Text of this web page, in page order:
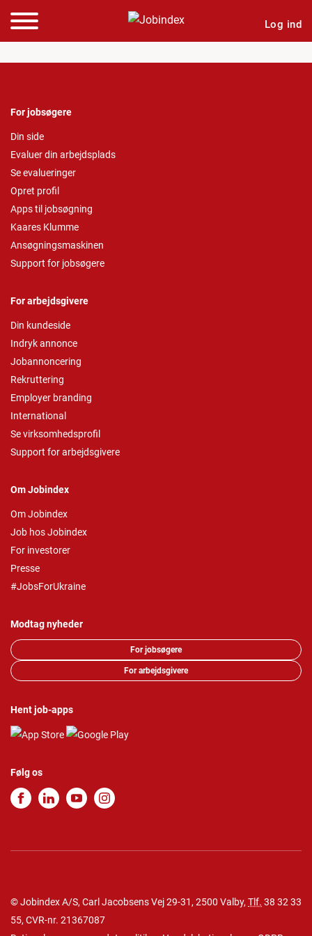
Log ind
For jobsøgere
Din side
Evaluer din arbejdsplads
Se evalueringer
Opret profil
Apps til jobsøgning
Kaares Klumme
Ansøgningsmaskinen
Support for jobsøgere
For arbejdsgivere
Din kundeside
Indryk annonce
Jobannoncering
Rekruttering
Employer branding
International
Se virksomhedsprofil
Support for arbejdsgivere
Om Jobindex
Om Jobindex
Job hos Jobindex
For investorer
Presse
#JobsForUkraine
Modtag nyheder
For jobsøgere
For arbejdsgivere
Hent job-apps
Følg os
© Jobindex A/S, Carl Jacobsens Vej 29-31, 2500 Valby, Tlf. 38 32 33
55, CVR-nr. 21367087